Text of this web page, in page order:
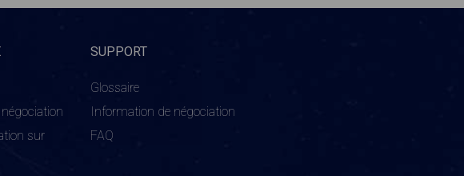
sur
SUPPORT
Glossaire
Information de négociation
FAQ